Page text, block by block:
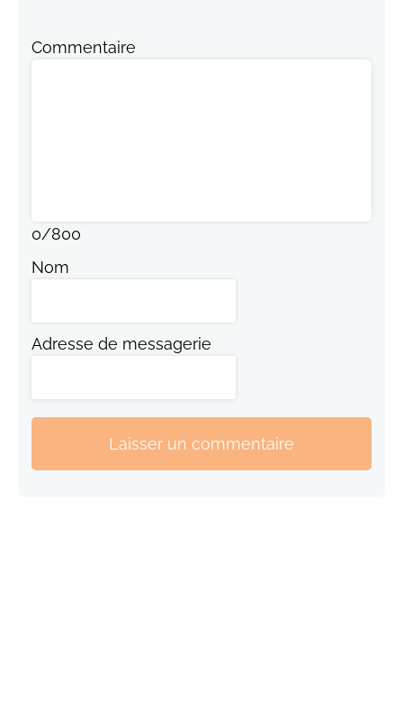
Commentaire
0/800
Nom
Adresse de messagerie
Laisser un commentaire